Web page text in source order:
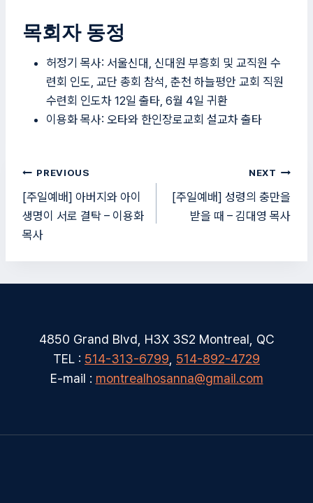
목회자 동정
허정기 목사: 서울신대, 신대원 부흥회 및 교직원 수
련회 인도, 교단 총회 참석, 춘천 하늘평안 교회 직원
수련회 인도차 12일 출타, 6월 4일 귀환
이용화 목사: 오타와 한인장로교회 설교차 출타
글
탐
색
PREVIOUS
[주일예배] 아버지와 아이
생명이 서로 결탁 – 이용화
목사
NEXT
[주일예배] 성령의 충만을
받을 때 – 김대영 목사
4850 Grand Blvd, H3X 3S2 Montreal, QC
TEL : 514-313-6799 514-892-4729
E-mail : montrealhosanna@gmail.com